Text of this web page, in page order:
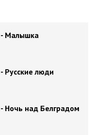
- Малышка
Русские люди
Ночь над Белградом